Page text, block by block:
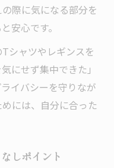
際に気になる部分を
安心です。
シャツやレギンスを
にせず集中できた」
イバシーを守りなが
には、自分に合った
しポイント